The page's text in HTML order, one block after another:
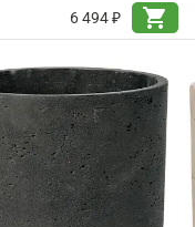
6 494 ₽
shopping_cart